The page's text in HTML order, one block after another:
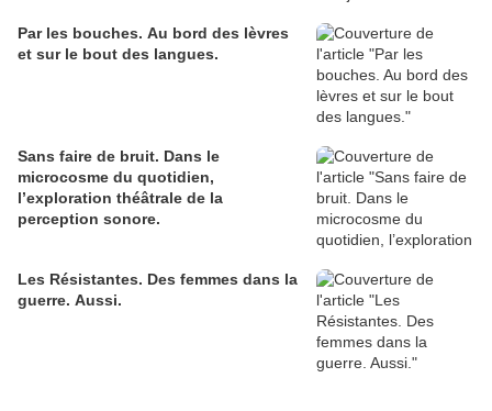
Par les bouches. Au bord des lèvres
et sur le bout des langues.
Sans faire de bruit. Dans le
microcosme du quotidien,
l’exploration théâtrale de la
perception sonore.
Les Résistantes. Des femmes dans la
guerre. Aussi.